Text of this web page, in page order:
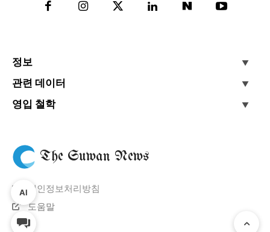
정보
관련 데이터
영입 철학
The Suwan News
개인정보처리방침
도움말
AI